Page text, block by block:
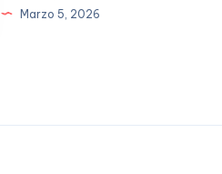
Marzo 5, 2026